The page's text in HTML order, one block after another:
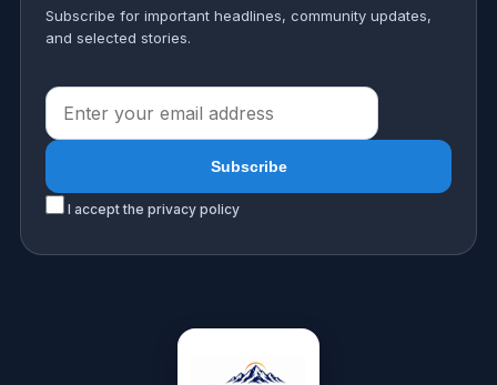
Subscribe for important headlines, community updates,
and selected stories.
I accept the privacy policy